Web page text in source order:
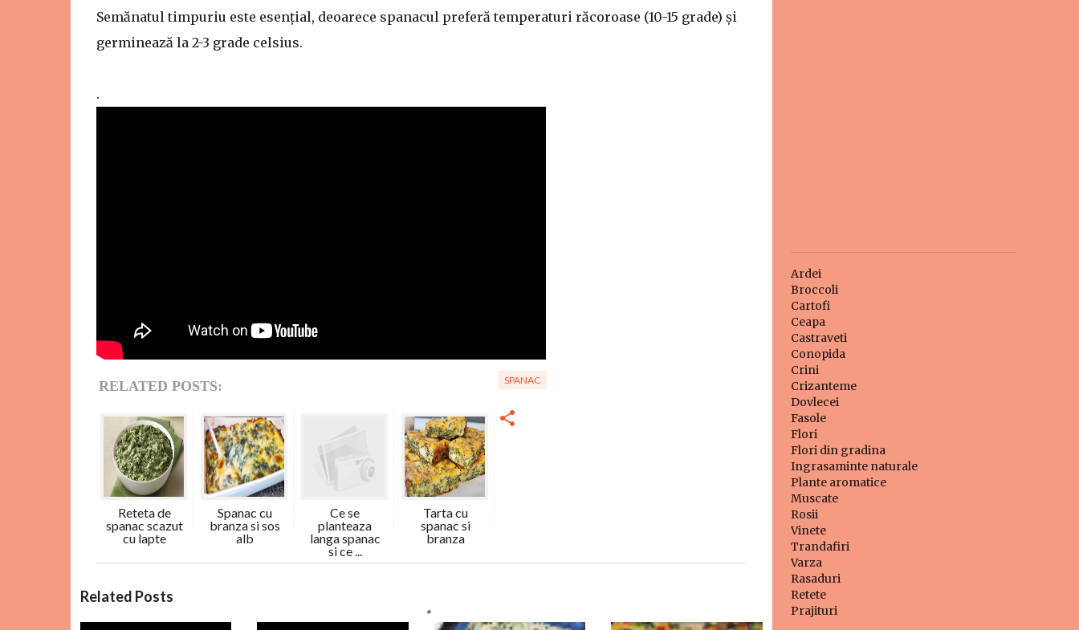
Semănatul timpuriu este esențial, deoarece spanacul preferă temperaturi răcoroase (10-15 grade) și
germinează la 2-3 grade celsius.
.
RELATED POSTS:
Reteta de
spanac scazut
cu lapte
Spanac cu
branza si sos
alb
Ce se
planteaza
langa spanac
si ce ...
Tarta cu
spanac si
branza
SPANAC
Related Posts
C
Ardei
Broccoli
Cartofi
Ceapa
Castraveti
Conopida
Crini
Crizanteme
Dovlecei
Fasole
Flori
Flori din gradina
Ingrasaminte naturale
Plante aromatice
Muscate
Rosii
Vinete
Trandafiri
Varza
Rasaduri
Retete
Prajituri